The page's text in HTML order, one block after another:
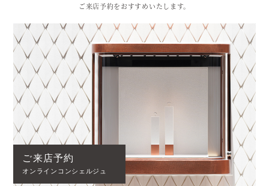
ご来店予約をおすすめいたします。
ご来店予約
オンラインコンシェルジュ